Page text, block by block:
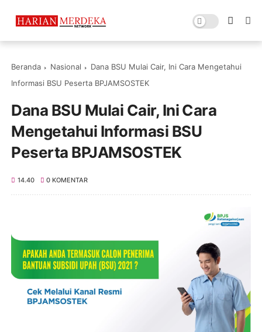
Beranda Nasional
Dana BSU Mulai Cair, Ini Cara Mengetahui
Informasi BSU Peserta BPJAMSOSTEK
Dana BSU Mulai Cair, Ini Cara
Mengetahui Informasi BSU
Peserta BPJAMSOSTEK
14.40 0 KOMENTAR